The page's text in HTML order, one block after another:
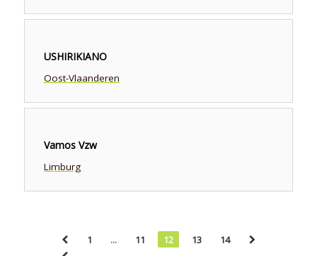
USHIRIKIANO
Oost-Vlaanderen
Vamos Vzw
Limburg
1 ... 11 12 13 14